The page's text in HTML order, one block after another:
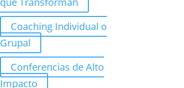
Coaching Individual o
Grupal
Conferencias de Alto
Impacto